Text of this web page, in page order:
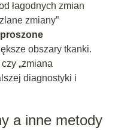
łagodnych zmian
zmiany”
obszary tkanki.
„zmiana
diagnostyki i
a inne metody